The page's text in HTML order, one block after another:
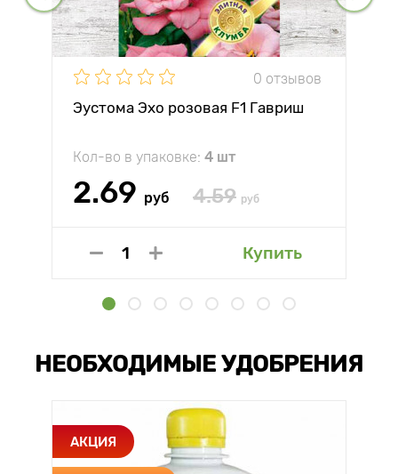
0 отзывов
Эустома Эхо розовая F1 Гавриш
Кол-во в упаковке: 4 шт
2.69 руб 4.59 руб
Купить
НЕОБХОДИМЫЕ УДОБРЕНИЯ
АКЦИЯ